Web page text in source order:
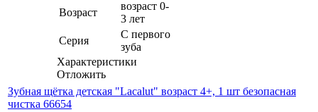
Возраст
возраст 0-
3 лет
Серия
С первого
зуба
Характеристики
Отложить
Зубная щётка детская "Lacalut" возраст 4+, 1 шт безопасная
чистка 66654